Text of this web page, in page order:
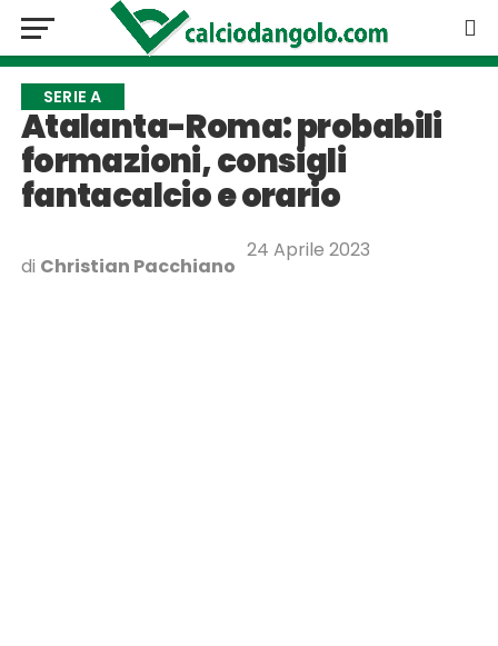
SERIE A
Atalanta-Roma: probabili
formazioni, consigli
fantacalcio e orario
di Christian Pacchiano
24 Aprile 2023